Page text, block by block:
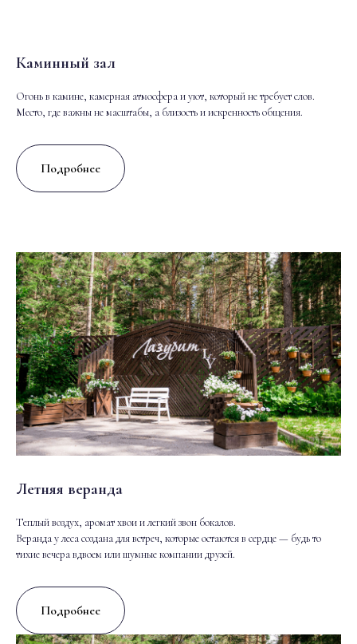
Каминный зал
Огонь в камине, камерная атмосфера и уют, который не требует слов.
Место, где важны не масштабы, а близость и искренность общения.
Подробнее
Летняя веранда
Теплый воздух, аромат хвои и легкий звон бокалов.
Веранда у леса создана для встреч, которые остаются в сердце — будь то
тихие вечера вдвоем или шумные компании друзей.
Подробнее